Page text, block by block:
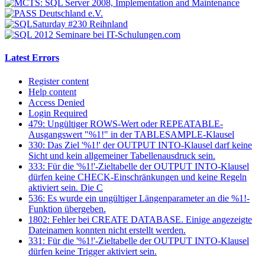
Latest Errors
Register content
Help content
Access Denied
Login Required
479: Ungültiger ROWS-Wert oder REPEATABLE-
Ausgangswert "%1!" in der TABLESAMPLE-Klausel
330: Das Ziel '%1!' der OUTPUT INTO-Klausel darf keine
Sicht und kein allgemeiner Tabellenausdruck sein.
333: Für die '%1!'-Zieltabelle der OUTPUT INTO-Klausel
dürfen keine CHECK-Einschränkungen und keine Regeln
aktiviert sein. Die C
536: Es wurde ein ungültiger Längenparameter an die %1!-
Funktion übergeben.
1802: Fehler bei CREATE DATABASE. Einige angezeigte
Dateinamen konnten nicht erstellt werden.
331: Für die '%1!'-Zieltabelle der OUTPUT INTO-Klausel
dürfen keine Trigger aktiviert sein.